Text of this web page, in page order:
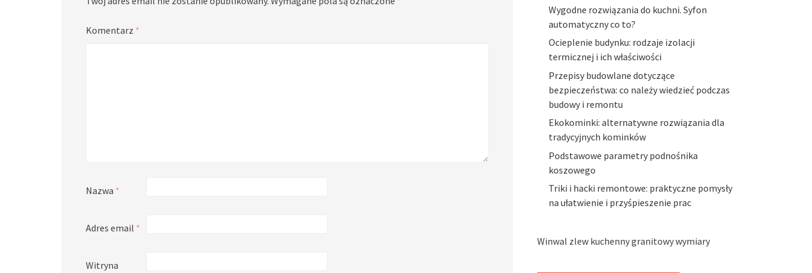
Komentarz *
Nazwa *
Adres email *
Witryna
Wygodne rozwiązania do kuchni. Syfon
automatyczny co to?
Ocieplenie budynku: rodzaje izolacji
termicznej i ich właściwości
Przepisy budowlane dotyczące
bezpieczeństwa: co należy wiedzieć podczas
budowy i remontu
Ekokominki: alternatywne rozwiązania dla
tradycyjnych kominków
Podstawowe parametry podnośnika
koszowego
Triki i hacki remontowe: praktyczne pomysły
na ułatwienie i przyśpieszenie prac
Winwal zlew kuchenny granitowy wymiary